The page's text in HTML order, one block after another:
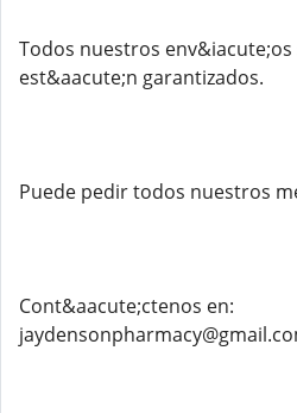
Todos nuestros
est&aacute;n garantizados.
Puede pedir todos nuestros
Cont&aacute;ctenos en: